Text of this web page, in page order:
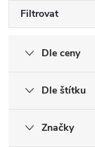
Filtrovat
Dle ceny
Dle štítku
Značky